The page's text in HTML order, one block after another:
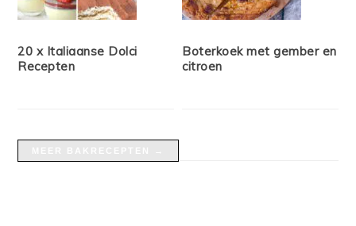
20 x Italiaanse Dolci
Recepten
Boterkoek met gember en
citroen